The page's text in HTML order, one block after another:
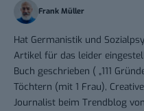
Frank Müller
Hat Germanistik und
Artikel für das leider
Buch geschrieben ( „111
Töchtern (mit 1 Frau),
Journalist beim Trendblog